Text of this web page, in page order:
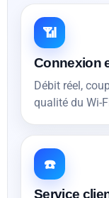
📶
Connexion
Débit réel,
qualité du Wi-
☎️
Service